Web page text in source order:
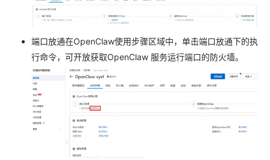
端口放通在OpenClaw使用步骤区域中，单击端口放通下的执
行命令，可开放获取OpenClaw 服务运行端口的防火墙。